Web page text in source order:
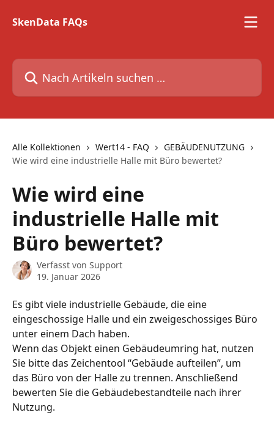
SkenData FAQs
Nach Artikeln suchen …
Alle Kollektionen Wert14 - FAQ
GEBÄUDENUTZUNG
Wie wird eine industrielle Halle mit Büro bewertet?
Wie wird eine
industrielle Halle mit
Büro bewertet?
Verfasst von Support
19. Januar 2026
Es gibt viele industrielle Gebäude, die eine
eingeschossige Halle und ein zweigeschossiges Büro
unter einem Dach haben.
Wenn das Objekt einen Gebäudeumring hat, nutzen
Sie bitte das Zeichentool “Gebäude aufteilen”, um
das Büro von der Halle zu trennen. Anschließend
bewerten Sie die Gebäudebestandteile nach ihrer
Nutzung.